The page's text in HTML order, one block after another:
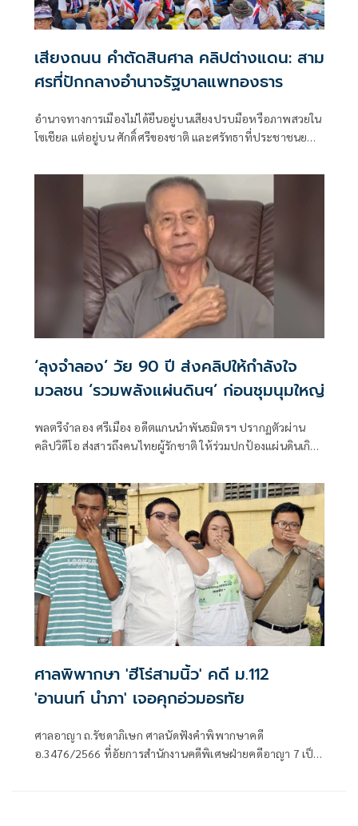
เสียงถนน คำตัดสินศาล คลิปต่างแดน: สาม
ศรที่ปักกลางอำนาจรัฐบาลแพทองธาร
อำนาจทางการเมืองไม่ได้ยืนอยู่บนเสียงปรบมือหรือภาพสวยใน
โซเชียล แต่อยู่บน ศักดิ์ศรีของชาติ และศรัทธาที่ประชาชนยอม
‘ลุงจำลอง’ วัย 90 ปี ส่งคลิปให้กำลังใจ
มวลชน ‘รวมพลังแผ่นดินฯ’ ก่อนชุมนุมใหญ่
พลตรีจำลอง ศรีเมือง อดีตแกนนำพันธมิตรฯ ปรากฏตัวผ่าน
คลิปวิดีโอ ส่งสารถึงคนไทยผู้รักชาติ ให้ร่วมปกป้องแผ่นดินเกิด
รวมตัวใหญ่ที่อนุสาวรีย์ชัยฯ 28 มิ.ย.นี้
ศาลพิพากษา 'ฮีโร่สามนิ้ว' คดี ม.112
'อานนท์ นำภา' เจอคุกอ่วมอรทัย
ศาลอาญา ถ.รัชดาภิเษก ศาลนัดฟังคำพิพากษาคดี
อ.3476/2566 ที่อัยการสำนักงานคดีพิเศษฝ่ายคดีอาญา 7 เป็น